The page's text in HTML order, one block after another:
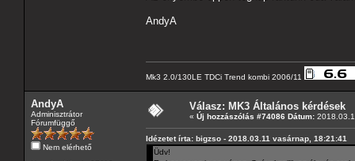
AndyA
Mk3 2.0/130LE TDCi Trend kombi 2006/11
AndyA
Adminisztrátor
Fórumfüggő
Nem elérhető
Válasz: MK3 Általános kérdések
« Új hozzászólás #74086 Dátum:
Idézetet írta: bigzso - 2018.03.11 vasárnap, 18:21:41
Üdv!